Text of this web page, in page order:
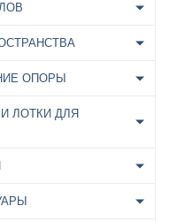
ОПОРЫ
ЛОТКИ ДЛЯ